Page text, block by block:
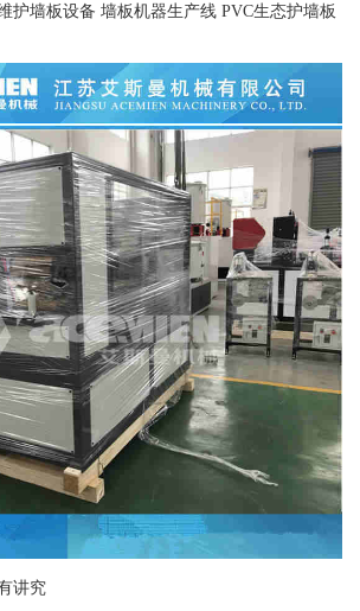
护墙板设备 墙板机器生产线 PVC生态护墙板
讲究